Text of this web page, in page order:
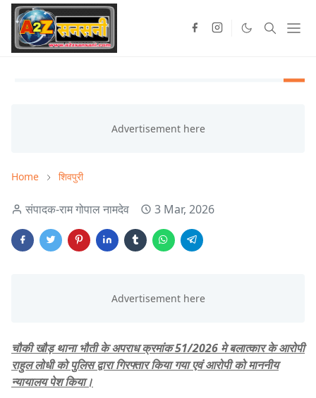
Home शिवपुरी
संपादक-राम गोपाल नामदेव 3 Mar, 2026
चौकी खौड़ थाना भौती के अपराध क्रमांक 51/2026 मे बलात्कार के आरोपी
राहुल लोधी को पुलिस द्वारा गिरफ्तार किया गया एवं आरोपी को माननीय
न्यायालय पेश किया।